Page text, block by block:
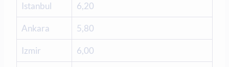
Istanbul 6,20
Ankara 5,80
Izmir 6,00